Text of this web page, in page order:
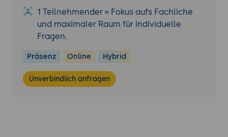
1 Teilnehmender = Fokus aufs Fachliche
und maximaler Raum für individuelle
Fragen.
Präsenz Online Hybrid
Unverbindlich anfragen